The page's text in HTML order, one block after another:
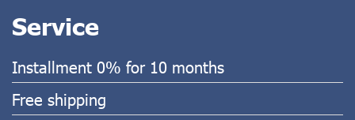
Service
Installment 0% for 10 months
Free shipping